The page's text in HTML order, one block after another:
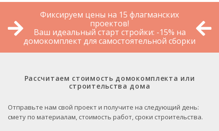
Фиксируем цены на 15 флагманских
проектов!
Ваш идеальный старт стройки: -15% на
домокомплект для самостоятельной сборки
Рассчитаем стоимость домокомплекта или
строительства дома
Отправьте нам свой проект и получите на следующий день:
смету по материалам, стоимость работ, сроки строительства.